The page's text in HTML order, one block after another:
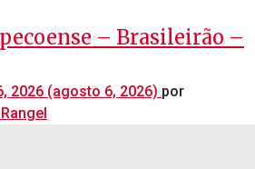
– Brasileirão –
2026 (agosto 6, 2026) por